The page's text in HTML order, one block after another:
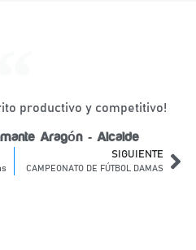
productivo y competitivo!
Aragón - Alcalde
SIGUIENTE
CAMPEONATO DE FÚTBOL DAMAS